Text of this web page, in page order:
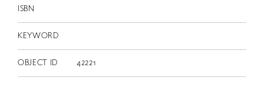
ISBN
KEYWORD
OBJECT ID 42221